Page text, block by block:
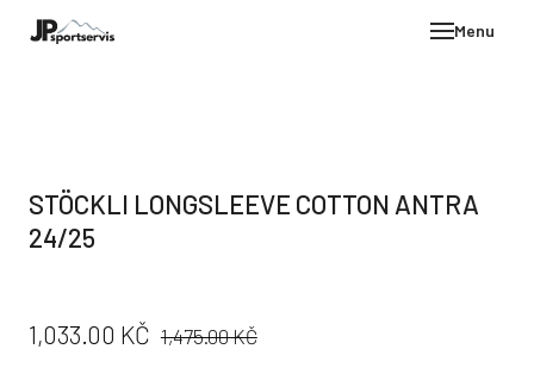
Menu
STÖCKLI LONGSLEEVE COTTON ANTRA
24/25
CENA:
1,033.00 KČ PŮVODNÍ
1,475.00 KČ